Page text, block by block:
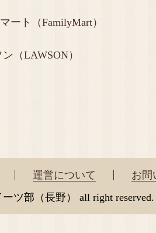
ート（FamilyMart）
（LAWSON）
運営について
お問
ツ部（長野） all right reserved.